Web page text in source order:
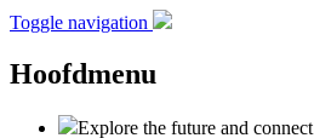
Toggle navigation
Hoofdmenu
Explore the future and connect